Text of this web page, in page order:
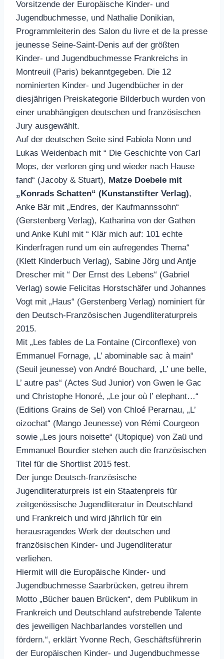
Vorsitzende der Europäische Kinder- und
Jugendbuchmesse, und Nathalie Donikian,
Programmleiterin des Salon du livre et de la presse
jeunesse Seine-Saint-Denis auf der größten
Kinder- und Jugendbuchmesse Frankreichs in
Montreuil (Paris) bekanntgegeben. Die 12
nominierten Kinder- und Jugendbücher in der
diesjährigen Preiskategorie Bilderbuch wurden von
einer unabhängigen deutschen und französischen
Jury ausgewählt.
Auf der deutschen Seite sind Fabiola Nonn und
Lukas Weidenbach mit “ Die Geschichte von Carl
Mops, der verloren ging und wieder nach Hause
fand“ (Jacoby & Stuart), Matze Doebele mit
„Konrads Schatten“ (Kunstanstifter Verlag),
Anke Bär mit „Endres, der Kaufmannssohn“
(Gerstenberg Verlag), Katharina von der Gathen
und Anke Kuhl mit “ Klär mich auf: 101 echte
Kinderfragen rund um ein aufregendes Thema“
(Klett Kinderbuch Verlag), Sabine Jörg und Antje
Drescher mit “ Der Ernst des Lebens“ (Gabriel
Verlag) sowie Felicitas Horstschäfer und Johannes
Vogt mit „Haus“ (Gerstenberg Verlag) nominiert für
den Deutsch-Französischen Jugendliteraturpreis
2015.
Mit „Les fables de La Fontaine (Circonflexe) von
Emmanuel Fornage, „L’ abominable sac à main“
(Seuil jeunesse) von André Bouchard, „L’ une belle,
L’ autre pas“ (Actes Sud Junior) von Gwen le Gac
und Christophe Honoré, „Le jour où l’ elephant…“
(Editions Grains de Sel) von Chloé Perarnau, „L’
oizochat“ (Mango Jeunesse) von Rémi Courgeon
sowie „Les jours noisette“ (Utopique) von Zaü und
Emmanuel Bourdier stehen auch die französischen
Titel für die Shortlist 2015 fest.
Der junge Deutsch-französische
Jugendliteraturpreis ist ein Staatenpreis für
zeitgenössische Jugendliteratur in Deutschland
und Frankreich und wird jährlich für ein
herausragendes Werk der deutschen und
französischen Kinder- und Jugendliteratur
verliehen.
Hiermit will die Europäische Kinder- und
Jugendbuchmesse Saarbrücken, getreu ihrem
Motto „Bücher bauen Brücken“, dem Publikum in
Frankreich und Deutschland aufstrebende Talente
des jeweiligen Nachbarlandes vorstellen und
fördern.“, erklärt Yvonne Rech, Geschäftsführerin
der Europäischen Kinder- und Jugendbuchmesse